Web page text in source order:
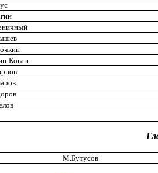
Коган
М.Бутусов